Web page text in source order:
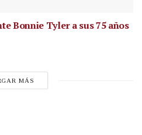
Bonnie Tyler a sus 75 años
MÁS